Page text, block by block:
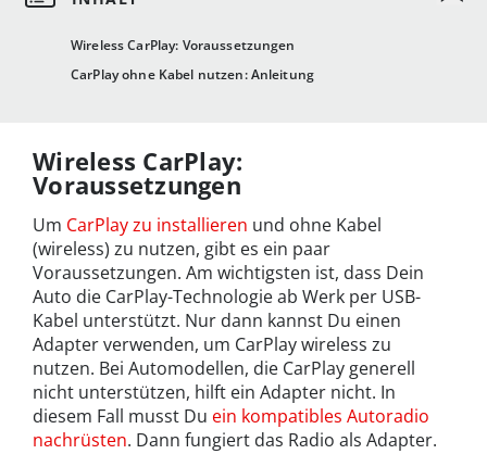
Wireless CarPlay: Voraussetzungen
CarPlay ohne Kabel nutzen: Anleitung
Wireless CarPlay:
Voraussetzungen
Um CarPlay zu installieren und ohne Kabel
(wireless) zu nutzen, gibt es ein paar
Voraussetzungen. Am wichtigsten ist, dass Dein
Auto die CarPlay-Technologie ab Werk per USB-
Kabel unterstützt. Nur dann kannst Du einen
Adapter verwenden, um CarPlay wireless zu
nutzen. Bei Automodellen, die CarPlay generell
nicht unterstützen, hilft ein Adapter nicht. In
diesem Fall musst Du ein kompatibles Autoradio
nachrüsten. Dann fungiert das Radio als Adapter.